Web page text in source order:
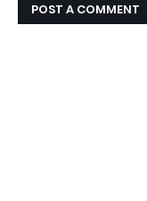
POST A COMMENT